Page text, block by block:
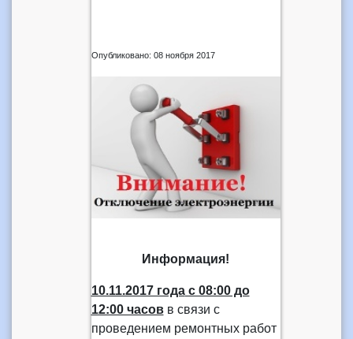
Опубликовано: 08 ноября 2017
Информация!
10.11.2017 годас 08:00 до
12:00 часовв связи с
проведением ремонтных работ